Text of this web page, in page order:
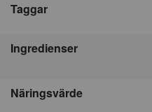
Taggar
Ingredienser
Näringsvärde